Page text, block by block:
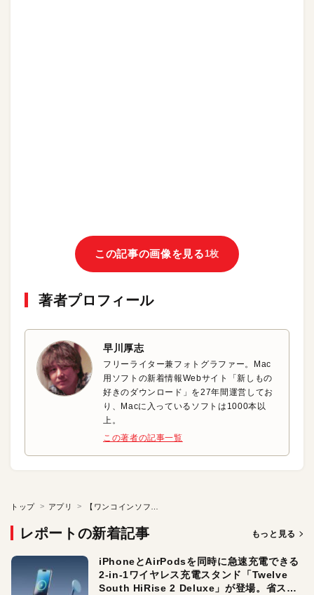
この記事の画像を見る1枚
著者プロフィール
早川厚志
フリーライター兼フォトグラファー。Mac
用ソフトの新着情報Webサイト「新しもの
好きのダウンロード」を27年間運営してお
り、Macに入っているソフトは1000本以
上。
この著者の記事一覧
トップ アプリ 【ワンコインソフト】USBストレージから不可視項目を削除
レポートの新着記事 もっと見る
iPhoneとAirPodsを同時に急速充電できる
2-in-1ワイヤレス充電スタンド「Twelve
South HiRise 2 Deluxe」が登場。省スペ